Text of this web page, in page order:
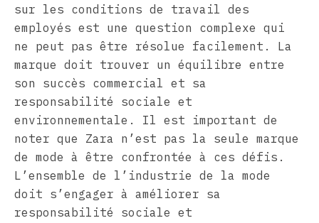
sur les conditions de travail des
employés est une question complexe qui
ne peut pas être résolue facilement. La
marque doit trouver un équilibre entre
son succès commercial et sa
responsabilité sociale et
environnementale. Il est important de
noter que Zara n’est pas la seule marque
de mode à être confrontée à ces défis.
L’ensemble de l’industrie de la mode
doit s’engager à améliorer sa
responsabilité sociale et